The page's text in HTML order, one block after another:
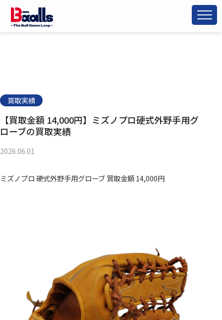
買取実績
【買取金額 14,000円】ミズノプロ硬式外野手用グ
ローブの買取実績
2026.06.01
ミズノプロ 硬式外野手用グローブ 買取金額 14,000円